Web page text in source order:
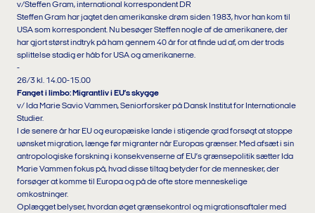
v/Steffen Gram, international korrespondent DR
Steffen Gram har jagtet den amerikanske drøm siden 1983, hvor han kom til
USA som korrespondent. Nu besøger Steffen nogle af de amerikanere, der
har gjort størst indtryk på ham gennem 40 år for at finde ud af, om der trods
splittelse stadig er håb for USA og amerikanerne.
-
26/3 kl. 14.00-15.00
Fanget i limbo: Migrantliv i EU’s skygge
v/ Ida Marie Savio Vammen, Seniorforsker på Dansk Institut for Internationale
Studier.
I de senere år har EU og europæiske lande i stigende grad forsøgt at stoppe
uønsket migration, længe før migranter når Europas grænser. Med afsæt i sin
antropologiske forskning i konsekvenserne af EU’s grænsepolitik sætter Ida
Marie Vammen fokus på, hvad disse tiltag betyder for de mennesker, der
forsøger at komme til Europa og på de ofte store menneskelige
omkostninger.
Oplægget belyser, hvordan øget grænsekontrol og migrationsaftaler med